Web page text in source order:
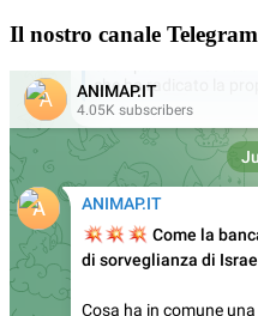
Il nostro canale Telegram